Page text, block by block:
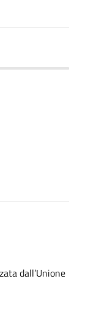
dall’Unione